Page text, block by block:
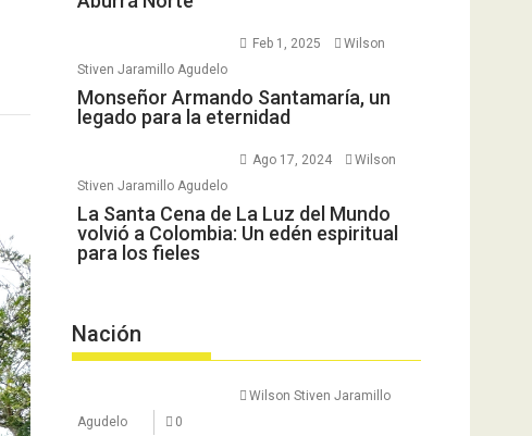
Feb 1, 2025
Wilson
Stiven Jaramillo Agudelo
Monseñor Armando Santamaría, un
legado para la eternidad
Ago 17, 2024
Wilson
Stiven Jaramillo Agudelo
La Santa Cena de La Luz del Mundo
volvió a Colombia: Un edén espiritual
para los fieles
Nación
Wilson Stiven Jaramillo
Agudelo
0